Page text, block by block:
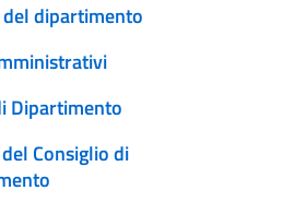
del dipartimento
Dipartimento
Consiglio di